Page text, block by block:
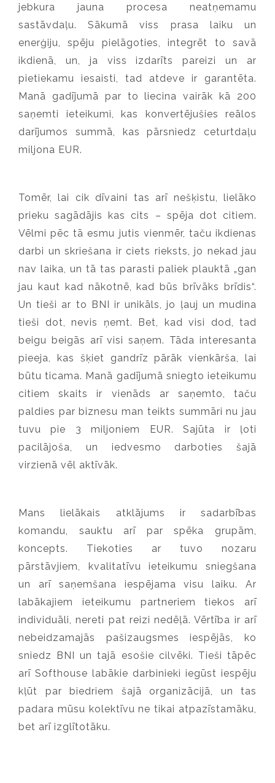
jebkura jauna procesa neatņemamu
sastāvdaļu. Sākumā viss prasa laiku un
enerģiju, spēju pielāgoties, integrēt to savā
ikdienā, un, ja viss izdarīts pareizi un ar
pietiekamu iesaisti, tad atdeve ir garantēta.
Manā gadījumā par to liecina vairāk kā 200
saņemti ieteikumi, kas konvertējušies reālos
darījumos summā, kas pārsniedz ceturtdaļu
miljona EUR.
Tomēr, lai cik dīvaini tas arī nešķistu, lielāko
prieku sagādājis kas cits – spēja dot citiem.
Vēlmi pēc tā esmu jutis vienmēr, taču ikdienas
darbi un skriešana ir ciets rieksts, jo nekad jau
nav laika, un tā tas parasti paliek plauktā „gan
jau kaut kad nākotnē, kad būs brīvāks brīdis“.
Un tieši ar to BNI ir unikāls, jo ļauj un mudina
tieši dot, nevis ņemt. Bet, kad visi dod, tad
beigu beigās arī visi saņem. Tāda interesanta
pieeja, kas šķiet gandrīz pārāk vienkārša, lai
būtu ticama. Manā gadījumā sniegto ieteikumu
citiem skaits ir vienāds ar saņemto, taču
paldies par biznesu man teikts summāri nu jau
tuvu pie 3 miljoniem EUR. Sajūta ir ļoti
pacilājoša, un iedvesmo darboties šajā
virzienā vēl aktīvāk.
Mans lielākais atklājums ir sadarbības
komandu, sauktu arī par spēka grupām,
koncepts. Tiekoties ar tuvo nozaru
pārstāvjiem, kvalitatīvu ieteikumu sniegšana
un arī saņemšana iespējama visu laiku. Ar
labākajiem ieteikumu partneriem tiekos arī
individuāli, nereti pat reizi nedēļā. Vērtība ir arī
nebeidzamajās pašizaugsmes iespējās, ko
sniedz BNI un tajā esošie cilvēki. Tieši tāpēc
arī Softhouse labākie darbinieki iegūst iespēju
kļūt par biedriem šajā organizācijā, un tas
padara mūsu kolektīvu ne tikai atpazīstamāku,
bet arī izglītotāku.